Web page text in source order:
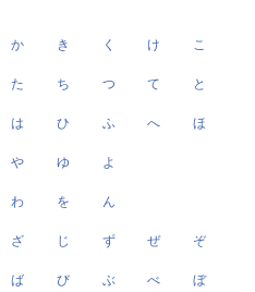
か き く け こ
た ち つ て と
は ひ ふ へ ほ
や ゆ よ
わ を ん
ざ じ ず ぜ ぞ
ば び ぶ べ ぼ